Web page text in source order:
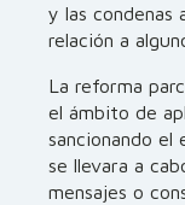
y las condenas
relación a
La reforma
el ámbito de
sancionando
se llevara a
mensajes o